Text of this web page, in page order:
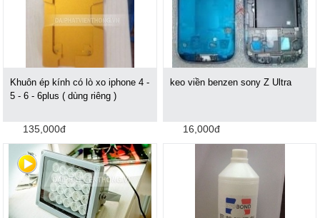
Khuôn ép kính có lò xo iphone 4 -
5 - 6 - 6plus ( dùng riêng )
135,000đ
keo viền benzen sony Z Ultra
16,000đ